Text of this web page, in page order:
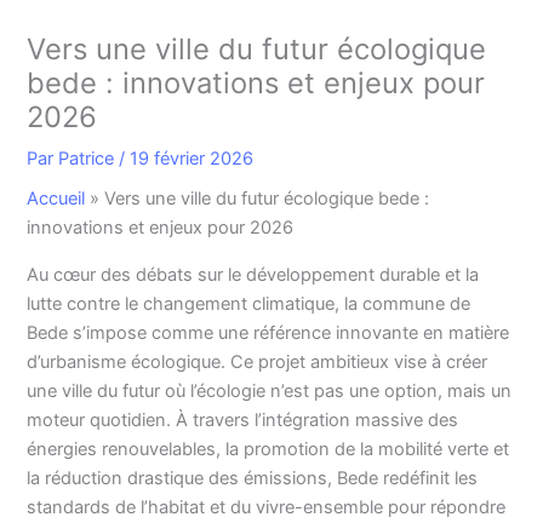
Vers une ville du futur écologique
bede : innovations et enjeux pour
2026
Par Patrice / 19 février 2026
Accueil »Vers une ville du futur écologique bede :
innovations et enjeux pour 2026
Au cœur des débats sur le développement durable et la
lutte contre le changement climatique, la commune de
Bede s’impose comme une référence innovante en matière
d’urbanisme écologique. Ce projet ambitieux vise à créer
une ville du futur où l’écologie n’est pas une option, mais un
moteur quotidien. À travers l’intégration massive des
énergies renouvelables, la promotion de la mobilité verte et
la réduction drastique des émissions, Bede redéfinit les
standards de l’habitat et du vivre-ensemble pour répondre